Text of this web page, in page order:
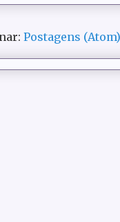
Postagens (Atom)